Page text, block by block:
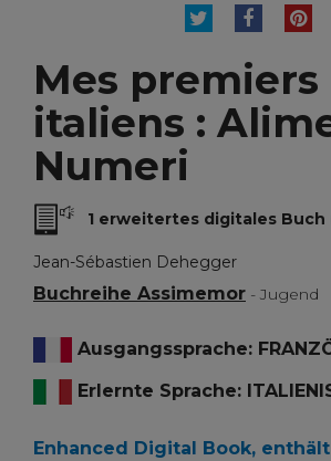
TWEETTEILEN
Mes
italiens :
Numeri
1 erweitertes digitales Buch
Jean-Sébastien Dehegger
Buchreihe Assimemor - Jugend
Ausgangssprache:
Erlernte Sprache:
Enhanced Digital Book,